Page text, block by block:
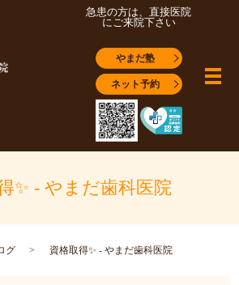
急患の方は、直接医院
にご来院下さい
やまだ塾
ネット予約 メ
✨ - やまだ歯科医院
グ 資格取得✨ - やまだ歯科医院